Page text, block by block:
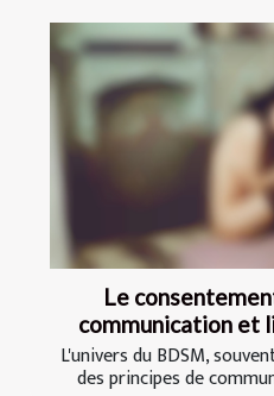
Le
communication et
L'univers du BDSM,
des principes de